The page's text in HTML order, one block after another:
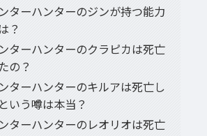
ターハンターのジンが持つ能力
？
ターハンターのクラピカは死亡
の？
ターハンターのキルアは死亡し
いう噂は本当？
ターハンターのレオリオは死亡